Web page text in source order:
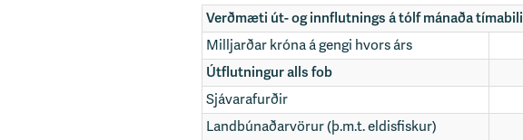
Verðmæti út- og innflutnings á tólf mánaða tímabili
Milljarðar króna á gengi hvors árs
Útflutningur alls fob
Sjávarafurðir
Landbúnaðarvörur (þ.m.t. eldisfiskur)